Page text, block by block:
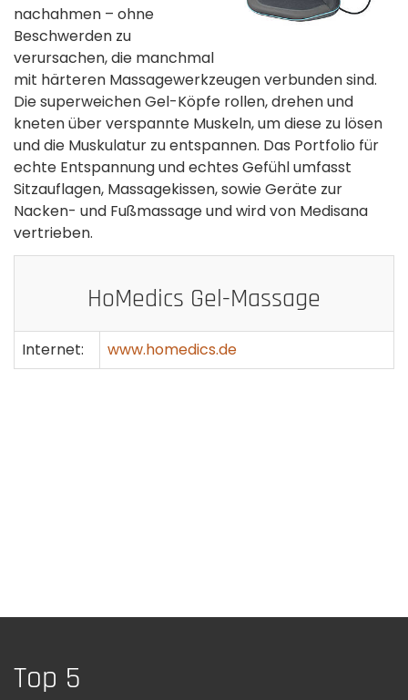
nachahmen – ohne
Beschwerden zu
verursachen, die manchmal
mit härteren Massagewerkzeugen verbunden sind.
Die superweichen Gel-Köpfe rollen, drehen und
kneten über verspannte Muskeln, um diese zu lösen
und die Muskulatur zu entspannen. Das Portfolio für
echte Entspannung und echtes Gefühl umfasst
Sitzauflagen, Massagekissen, sowie Geräte zur
Nacken- und Fußmassage und wird von Medisana
vertrieben.
HoMedics Gel-Massage
Internet: www.homedics.de
Top 5